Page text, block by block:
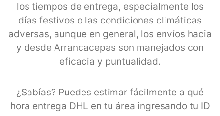
los tiempos de entrega, especialmente los
días festivos o las condiciones climáticas
adversas, aunque en general, los envíos hacia
y desde Arrancacepas son manejados con
eficacia y puntualidad.
¿Sabías? Puedes estimar fácilmente a qué
hora entrega DHL en tu área ingresando tu ID